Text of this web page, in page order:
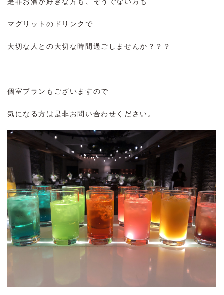
是非お酒が好きな方も、そうでない方も
マグリットのドリンクで
大切な人との大切な時間過ごしませんか？？？
個室プランもございますので
気になる方は是非お問い合わせください。